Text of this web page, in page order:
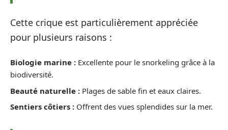
Cette crique est particulièrement appréciée
pour plusieurs raisons :
Biologie marine : Excellente pour le snorkeling grâce à la
biodiversité.
Beauté naturelle : Plages de sable fin et eaux claires.
Sentiers côtiers : Offrent des vues splendides sur la mer.